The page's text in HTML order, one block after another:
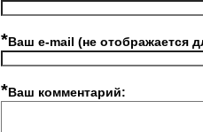
*Ваш e-mail (не отображается
*Ваш комментарий: